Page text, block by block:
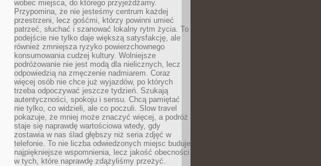
wobec miejsca, do którego przyjeżdżamy.
Przypomina, że nie jesteśmy centrum każdej
przestrzeni, lecz gośćmi, którzy powinni umieć
patrzeć, słuchać i szanować lokalny rytm życia. To
podejście nie tylko daje większą satysfakcję, ale
również zmniejsza ryzyko powierzchownego
konsumowania cudzej kultury. Wolniejsze
podróżowanie nie jest modą dla nielicznych, lecz
odpowiedzią na zmęczenie nadmiarem. Coraz
więcej osób nie chce już wyjazdów, po których
trzeba odpoczywać jeszcze tydzień. Szukają
autentyczności, spokoju i sensu. Chcą pamiętać
nie tylko, co widzieli, ale co poczuli. Slow travel
pokazuje, że mniej może znaczyć więcej, a podróż
staje się naprawdę wartościowa wtedy, gdy
zostawia w nas ślad głębszy niż seria zdjęć w
telefonie. To nie liczba odwiedzonych miejsc buduje
najpiękniejsze wspomnienia, lecz jakość obecności
w tych, które naprawdę zdążyliśmy przeżyć.